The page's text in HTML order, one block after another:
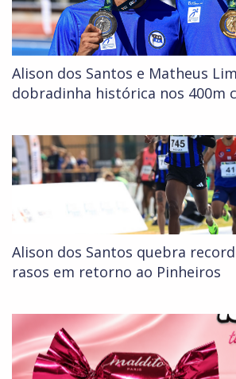
Alison dos Santos e Matheus
dobradinha histórica nos 400m
Alison dos Santos quebra
rasos em retorno ao Pinheiros